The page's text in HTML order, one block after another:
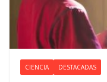
CIENCIA DESTACADAS